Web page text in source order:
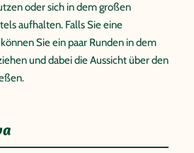
oder sich in dem großen
aufhalten. Falls Sie eine
Sie ein paar Runden in dem
und dabei die Aussicht über den